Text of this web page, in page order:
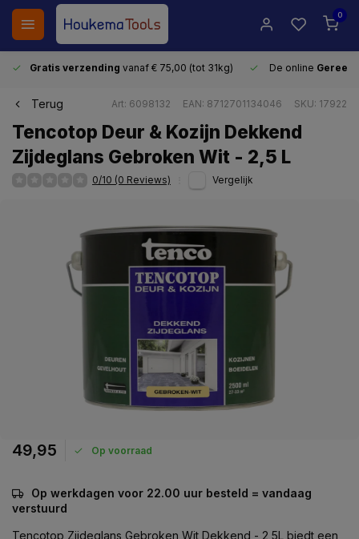
0
Gratis verzending vanaf € 75,00 (tot 31kg) De online
Terug Art: 6098132 EAN: 8712701134046 SKU: 17922
Tencotop Deur & Kozijn Dekkend
Zijdeglans Gebroken Wit - 2,5 L
0/10 (0 Reviews) Vergelijk
49,95 Op voorraad
Op werkdagen voor 22.00 uur besteld = vandaag
verstuurd
Tencotop Zijdeglans Gebroken Wit Dekkend - 2,5L biedt een